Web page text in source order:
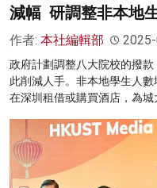
減幅 研調整非本地
作者: 本社編輯部
政府計劃調整八大院校的撥
此削減人手。非本地學生人
在深圳租借或購買酒店，為城